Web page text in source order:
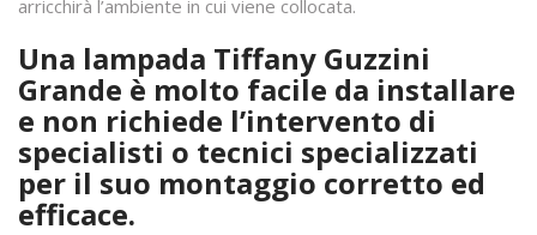
arricchirà l’ambiente in cui viene collocata.
Una lampada Tiffany Guzzini
Grande è molto facile da installare
e non richiede l’intervento di
specialisti o tecnici specializzati
per il suo montaggio corretto ed
efficace.